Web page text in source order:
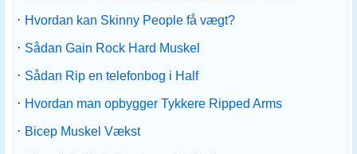
· Hvordan kan Skinny People få vægt?
· Sådan Gain Rock Hard Muskel
· Sådan Rip en telefonbog i Half
· Hvordan man opbygger Tykkere Ripped Arms
· Bicep Muskel Vækst